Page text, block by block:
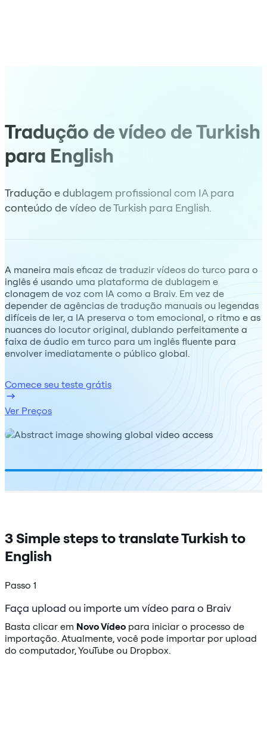
Tradução de vídeo de Turkish
para English
Tradução e dublagem profissional com IA para
conteúdo de vídeo de Turkish para English.
A maneira mais eficaz de traduzir vídeos do turco para o
inglês é usando uma plataforma de dublagem e
clonagem de voz com IA como a Braiv. Em vez de
depender de agências de tradução manuais ou legendas
difíceis de ler, a IA preserva o tom emocional, o ritmo e as
nuances do locutor original, dublando perfeitamente a
faixa de áudio em turco para um inglês fluente para
envolver imediatamente o público global.
Comece seu teste grátis
Ver Preços
3 Simple steps to translate Turkish to
English
Passo 1
Faça upload ou importe um vídeo para o Braiv
Basta clicar em Novo Vídeo para iniciar o processo de
importação. Atualmente, você pode importar por upload
do computador, YouTube ou Dropbox.